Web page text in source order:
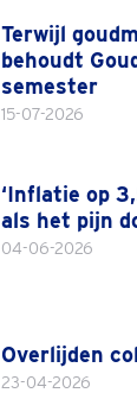
Terwijl
behoudt
semester
15-07-2026
‘Inflatie op
als het pijn
04-06-2026
Overlijden
23-04-2026